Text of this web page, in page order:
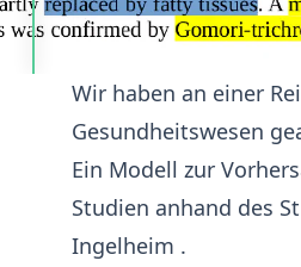
Wir haben an einer
Gesundheitswesen
Ein Modell zur
Studien anhand des
Ingelheim .